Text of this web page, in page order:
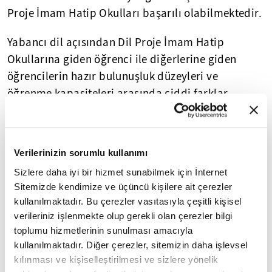
Verilerinizin sorumlu kullanımı
Sizlere daha iyi bir hizmet sunabilmek için İnternet
Sitemizde kendimize ve üçüncü kişilere ait çerezler
kullanılmaktadır. Bu çerezler vasıtasıyla çeşitli kişisel
verileriniz işlenmekte olup gerekli olan çerezler bilgi
toplumu hizmetlerinin sunulması amacıyla
kullanılmaktadır. Diğer çerezler, sitemizin daha işlevsel
kılınması ve kişiselleştirilmesi ve sizlere yönelik
Proje İmam Hatip Okulları başarılı olabilmektedir.
Yabancı dil açısından Dil Proje İmam Hatip
Okullarına giden öğrenci ile diğerlerine giden
öğrencilerin hazır bulunuşluk düzeyleri ve
öğrenme kapasiteleri arasında ciddi farklar
bulunmaktadır. Bu ise esnek eğitim programı
tasarlayabilmeyi ve okul liderliğini çok daha öne
YÜKSEKÖĞRETİM KURUMLARIYLA İŞ
BİRLİKLERİNİN GÜÇLENDİRİLMESİ
Vizyon Belgesi'nin İmam Hatip Okullarıyla ilgili
öne çıkardığı üçüncü hedef, bu okulların
üniversitelerle ve özellikle ilahiyat fakülteleriyle